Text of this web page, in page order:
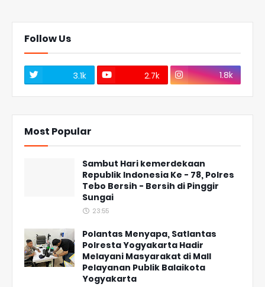
Follow Us
3.1k 2.7k 1.8k
Most Popular
Sambut Hari kemerdekaan
Republik Indonesia Ke - 78, Polres
Tebo Bersih - Bersih di Pinggir
Sungai
23:55
Polantas Menyapa, Satlantas
Polresta Yogyakarta Hadir
Melayani Masyarakat di Mall
Pelayanan Publik Balaikota
Yogyakarta